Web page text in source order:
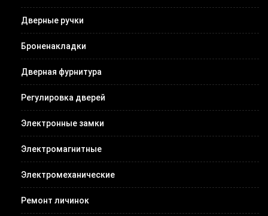
Дверные ручки
Броненакладки
Дверная фурнитура
Регулировка дверей
Электронные замки
Электромагнитные
Электромеханические
Ремонт личинок